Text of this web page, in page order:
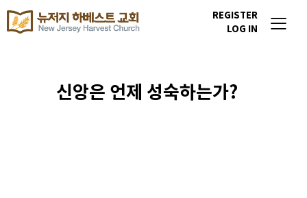
REGISTER
LOG IN
신앙은 언제 성숙하는가?